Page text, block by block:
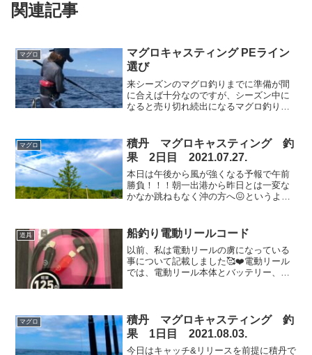
関連記事
マグロ
マグロキャスティング PEライン
選び
来シーズンのマグロ釣りまでに準備が間
に合えば十分なのですが、シーズン中に
なると売り切れ続出になるマグロ釣りア
私の周りの方に関して言えばマグロキャ
スティングPEは4...
マグロ
積丹 マグロキャスティング 釣
果 2日目 2021.07.27.
本日は午後から風が強くなる予報で午前
勝負！！！朝一出港から昨日とは一変な
かなか跳ねもなく沖の方へ😖というよ
てやっとナブラが湧いてるのを見つけ全
速力で駆けつけても沈まれる...
道具 船釣り電動リールコード
以前、私は電動リールの虜になっている
事について記載しました🥰❤️電動リール
では、電動リール本体とバッテリー、そ
回ぐらい電動リールを...
マグロ
積丹 マグロキャスティング 釣
果 1日目 2021.08.03.
今日はキャッチ&リリースを前提に積丹で